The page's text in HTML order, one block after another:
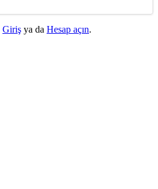
Giriş ya da Hesap açın.